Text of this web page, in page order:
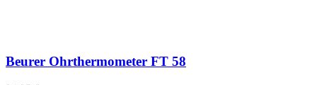
Beurer Ohrthermometer FT 58